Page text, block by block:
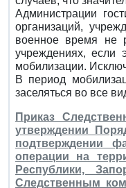
Администрации
организаций,
военное время не
учреждениях, если
мобилизации.
В период
заселяться во все
Приказ
утверждении
подтверждении
операции на
Республики,
Следственным